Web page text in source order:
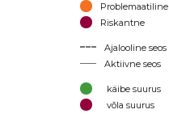
Problemaatiline
Riskantne
Ajalooline seos
Aktiivne seos
käibe suurus
võla suurus